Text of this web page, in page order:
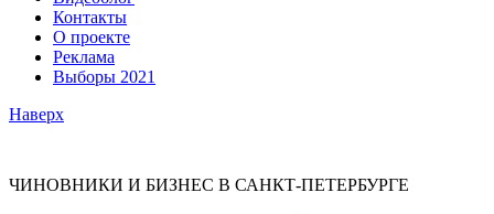
Контакты
О проекте
Реклама
Выборы 2021
Наверх
ЧИНОВНИКИ И БИЗНЕС В САНКТ-ПЕТЕРБУРГЕ